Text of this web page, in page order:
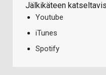
Jälkikäteen
Youtube
iTunes
Spotify